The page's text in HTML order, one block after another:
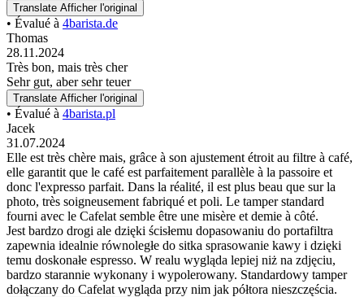
Translate Afficher l'original
• Évalué à 4barista.de
Thomas
28.11.2024
Très bon, mais très cher
Sehr gut, aber sehr teuer
Translate Afficher l'original
• Évalué à 4barista.pl
Jacek
31.07.2024
Elle est très chère mais, grâce à son ajustement étroit au filtre à café,
elle garantit que le café est parfaitement parallèle à la passoire et
donc l'expresso parfait. Dans la réalité, il est plus beau que sur la
photo, très soigneusement fabriqué et poli. Le tamper standard
fourni avec le Cafelat semble être une misère et demie à côté.
Jest bardzo drogi ale dzięki ścisłemu dopasowaniu do portafiltra
zapewnia idealnie równoległe do sitka sprasowanie kawy i dzięki
temu doskonałe espresso. W realu wygląda lepiej niż na zdjęciu,
bardzo starannie wykonany i wypolerowany. Standardowy tamper
dołączany do Cafelat wygląda przy nim jak półtora nieszczęścia.